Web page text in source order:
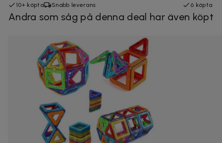
10+ köpta Snabb leverans 6 köpta
Andra som såg på denna deal har även köpt